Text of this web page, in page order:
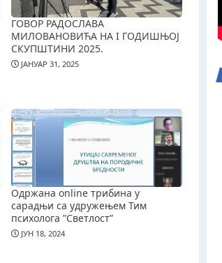
ГОВОР РАДОСЛАВА
МИЛОВАНОВИЋА НА I ГОДИШЊОЈ
СКУПШТИНИ 2025.
ЈАНУАР 31, 2025
Одржана online трибина у
сарадњи са удружењем Тим
психолога ”Светлост”
ЈУН 18, 2024